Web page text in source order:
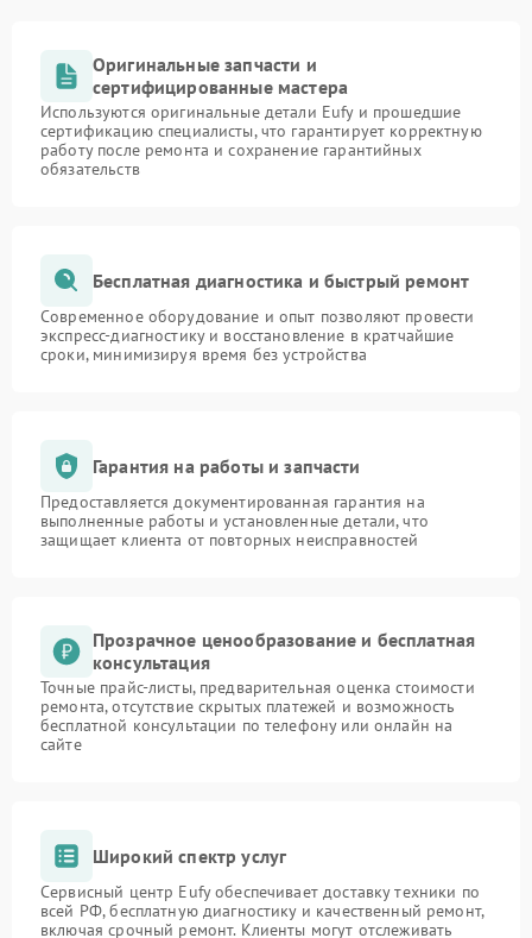
Оригинальные запчасти и
сертифицированные мастера
Используются оригинальные детали Eufy и прошедшие
сертификацию специалисты, что гарантирует корректную
работу после ремонта и сохранение гарантийных
обязательств
Бесплатная диагностика и быстрый ремонт
Современное оборудование и опыт позволяют провести
экспресс-диагностику и восстановление в кратчайшие
сроки, минимизируя время без устройства
Гарантия на работы и запчасти
Предоставляется документированная гарантия на
выполненные работы и установленные детали, что
защищает клиента от повторных неисправностей
Прозрачное ценообразование и бесплатная
консультация
Точные прайс-листы, предварительная оценка стоимости
ремонта, отсутствие скрытых платежей и возможность
бесплатной консультации по телефону или онлайн на
сайте
Широкий спектр услуг
Сервисный центр Eufy обеспечивает доставку техники по
всей РФ, бесплатную диагностику и качественный ремонт,
включая срочный ремонт. Клиенты могут отслеживать